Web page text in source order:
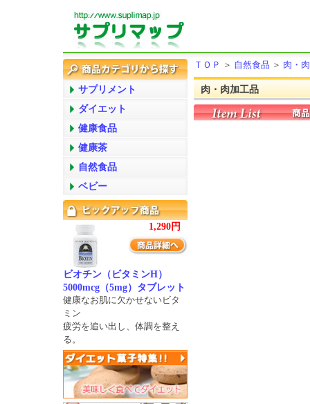
ＴＯＰ ＞ 自然食品 ＞ 肉・
肉・肉加工品
サプリメント
ダイエット
健康食品
健康茶
自然食品
ベビー
1,290円
ビオチン（ビタミンH）
5000mcg（5mg）タブレット
健康なお肌に欠かせないビタ
ミン
疲労を追い出し、体調を整え
る。